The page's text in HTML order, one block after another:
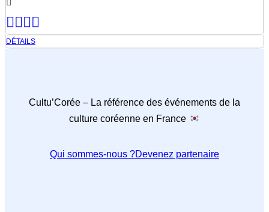
DÉTAILS
Cultu’Corée – La référence des événements de la
culture coréenne en France
Qui sommes-nous ?Devenez partenaire